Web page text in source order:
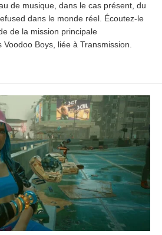
de musique, dans le cas présent, du
dans le monde réel. Écoutez-le
de la mission principale
Boys, liée à Transmission.